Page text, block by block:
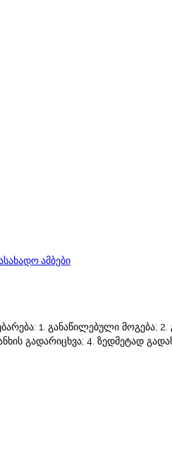
ამბები
1. განაწილებული
გადარიცხვა; 4. ზედმეტად